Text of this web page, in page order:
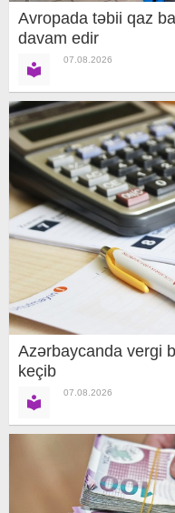
Avropada təbii qaz
davam edir
07.08.2026
Azərbaycanda vergi
keçib
07.08.2026